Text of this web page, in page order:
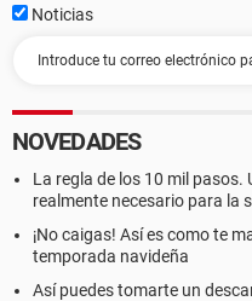
Noticias
NOVEDADES
La regla de los 10 mil pasos.
realmente necesario para la
¡No caigas! Así es como te
temporada navideña
Así puedes tomarte un